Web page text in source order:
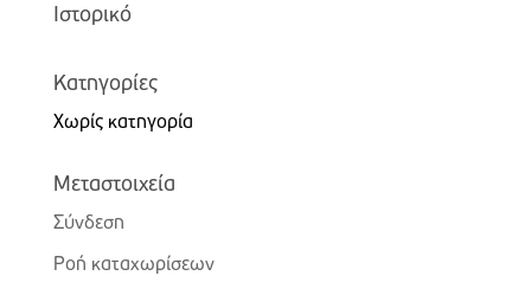
Ιστορικό
Kατηγορίες
Χωρίς κατηγορία
Μεταστοιχεία
Σύνδεση
Ροή καταχωρίσεων